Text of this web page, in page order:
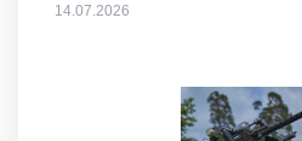
14.07.2026